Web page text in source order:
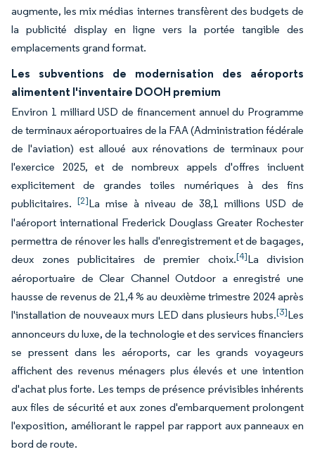
augmente, les mix médias internes transfèrent des budgets de
la publicité display en ligne vers la portée tangible des
emplacements grand format.
Les subventions de modernisation des aéroports
alimentent l'inventaire DOOH premium
Environ 1 milliard USD de financement annuel du Programme
de terminaux aéroportuaires de la FAA (Administration fédérale
de l'aviation) est alloué aux rénovations de terminaux pour
l'exercice 2025, et de nombreux appels d'offres incluent
explicitement de grandes toiles numériques à des fins
publicitaires. [2]La mise à niveau de 38,1 millions USD de
l'aéroport international Frederick Douglass Greater Rochester
permettra de rénover les halls d'enregistrement et de bagages,
deux zones publicitaires de premier choix.[4]La division
aéroportuaire de Clear Channel Outdoor a enregistré une
hausse de revenus de 21,4 % au deuxième trimestre 2024 après
l'installation de nouveaux murs LED dans plusieurs hubs.[3]Les
annonceurs du luxe, de la technologie et des services financiers
se pressent dans les aéroports, car les grands voyageurs
affichent des revenus ménagers plus élevés et une intention
d'achat plus forte. Les temps de présence prévisibles inhérents
aux files de sécurité et aux zones d'embarquement prolongent
l'exposition, améliorant le rappel par rapport aux panneaux en
bord de route.